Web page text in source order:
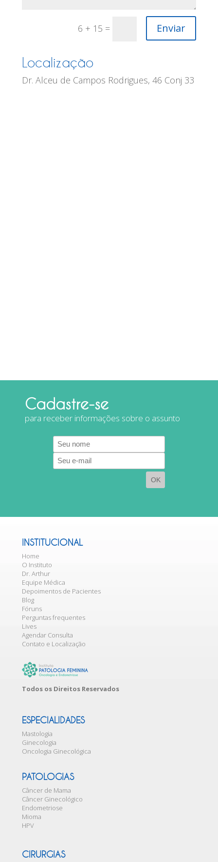
6 + 15 = Enviar
Localização
Dr. Alceu de Campos Rodrigues, 46 Conj 33
Cadastre-se
para receber informações sobre o assunto
E-
mail
INSTITUCIONAL
Home
O Instituto
Dr. Arthur
Equipe Médica
Depoimentos de Pacientes
Blog
Fóruns
Perguntas frequentes
Lives
Agendar Consulta
Contato e Localização
Todos os Direitos Reservados
ESPECIALIDADES
Mastologia
Ginecologia
Oncologia Ginecológica
PATOLOGIAS
Câncer de Mama
Câncer Ginecológico
Endometriose
Mioma
HPV
CIRURGIAS